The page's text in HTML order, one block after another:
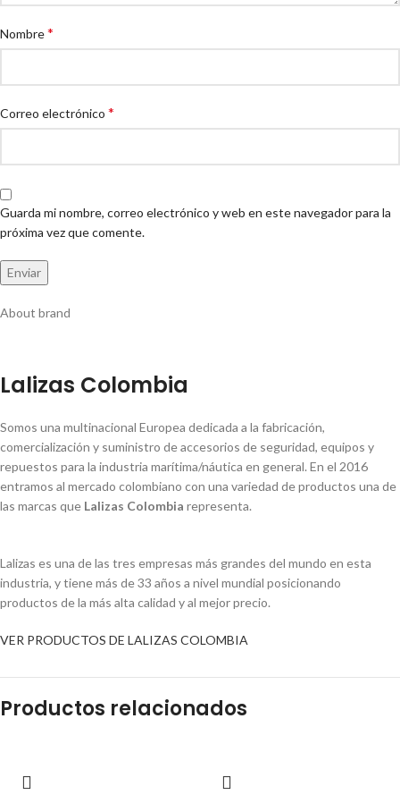
Nombre*
Correo electrónico *
Guarda mi nombre, correo electrónico y web en este navegador para la
próxima vez que comente.
About brand
Lalizas Colombia
Somos una multinacional Europea dedicada a la fabricación,
comercialización y suministro de accesorios de seguridad, equipos y
repuestos para la industria marítima/náutica en general. En el 2016
entramos al mercado colombiano con una variedad de productos una de
las marcas que Lalizas Colombia representa.
Lalizas es una de las tres empresas más grandes del mundo en esta
industria, y tiene más de 33 años a nivel mundial posicionando
productos de la más alta calidad y al mejor precio.
VER PRODUCTOS DE LALIZAS COLOMBIA
Productos relacionados